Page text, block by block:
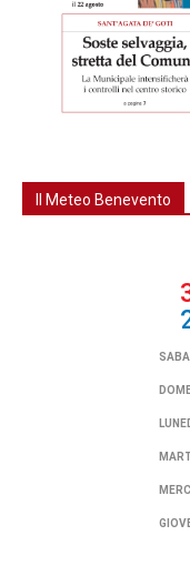
Il Meteo Benevento